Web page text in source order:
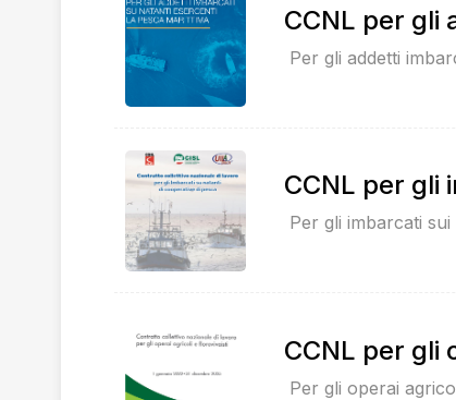
CCNL per gli
Per gli addetti
CCNL per gli
Per gli imbarcati
CCNL per gli
Per gli operai